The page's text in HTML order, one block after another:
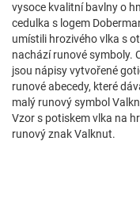
vysoce kvalitní bavlny o
cedulka s logem
umístili hrozivého vlka s
nachází runové symboly.
jsou nápisy vytvořené
runové abecedy, které
malý runový symbol
Vzor s potiskem vlka na
runový znak Valknut.